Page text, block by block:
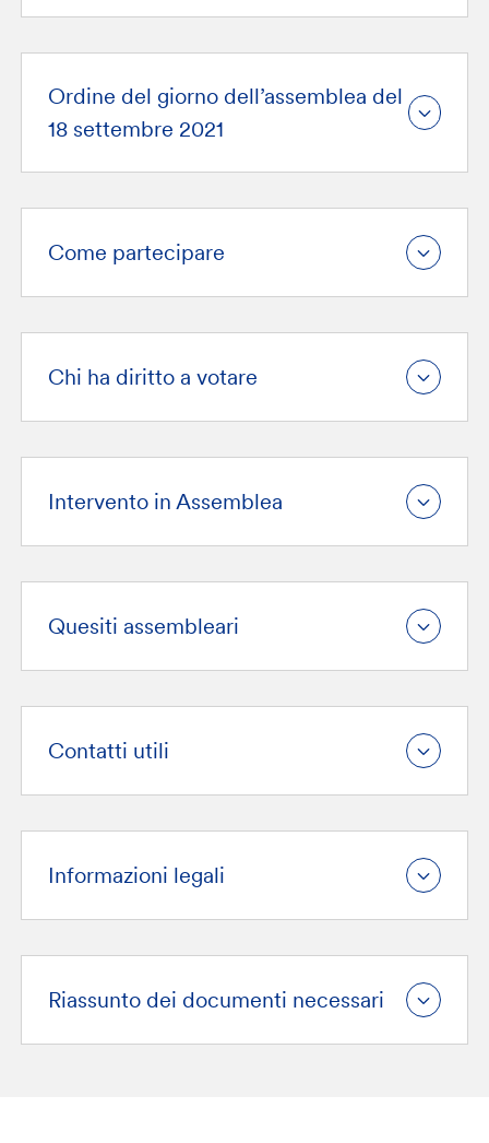
Ordine del giorno dell’assemblea del
18 settembre 2021
Come partecipare
Chi ha diritto a votare
Intervento in Assemblea
Quesiti assembleari
Contatti utili
Informazioni legali
Riassunto dei documenti necessari